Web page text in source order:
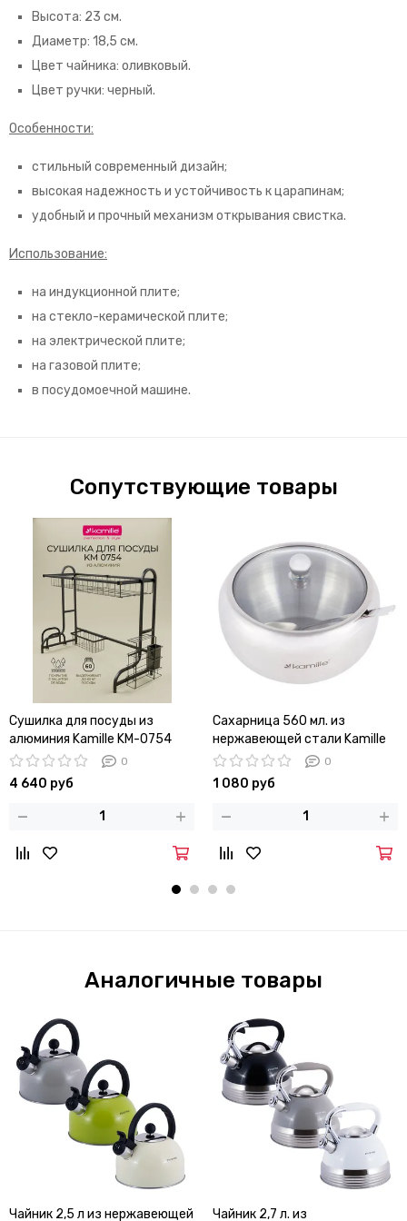
Высота: 23 см.
Диаметр: 18,5 см.
Цвет чайника: оливковый.
Цвет ручки: черный.
Особенности:
стильный современный дизайн;
высокая надежность и устойчивость к царапинам;
удобный и прочный механизм открывания свистка.
Использование:
на индукционной плите;
на стекло-керамической плите;
на электрической плите;
на газовой плите;
в посудомоечной машине.
Сопутствующие товары
Сушилка для посуды из
алюминия Kamille KM-0754
установка над мойкой
0
4 640 руб
Сахарница 560 мл. из
нержавеющей стали Kamille
KM-7003 с ложечкой и
стеклянной крышкой
0
1 080 руб
Аналогичные товары
Чайник 2,5 л из нержавеющей
Чайник 2,7 л. из